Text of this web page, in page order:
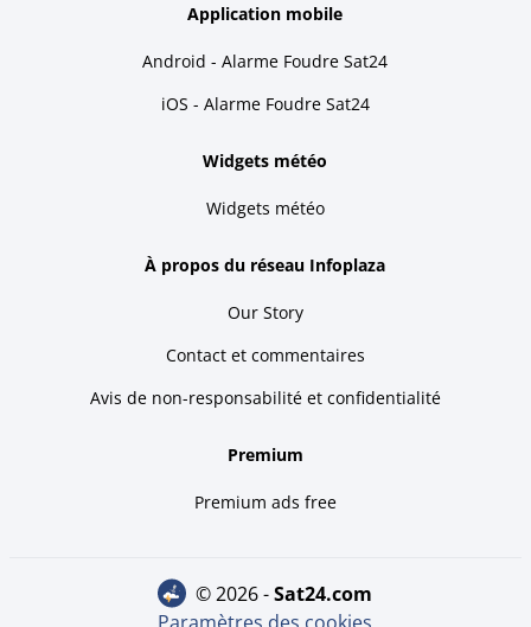
Application mobile
Android - Alarme Foudre Sat24
iOS - Alarme Foudre Sat24
Widgets météo
Widgets météo
À propos du réseau Infoplaza
Our Story
Contact et commentaires
Avis de non-responsabilité et confidentialité
Premium
Premium ads free
© 2026 - sat24.com